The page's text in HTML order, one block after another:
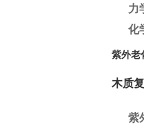
力
化
紫外老
木质
紫